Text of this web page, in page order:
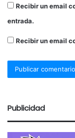
Recibir un email
entrada.
Recibir un email
Publicidad